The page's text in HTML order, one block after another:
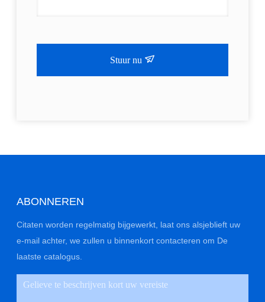
Stuur nu
ABONNEREN
Citaten worden regelmatig bijgewerkt, laat ons alsjeblieft uw
e-mail achter, we zullen u binnenkort contacteren om De
laatste catalogus.